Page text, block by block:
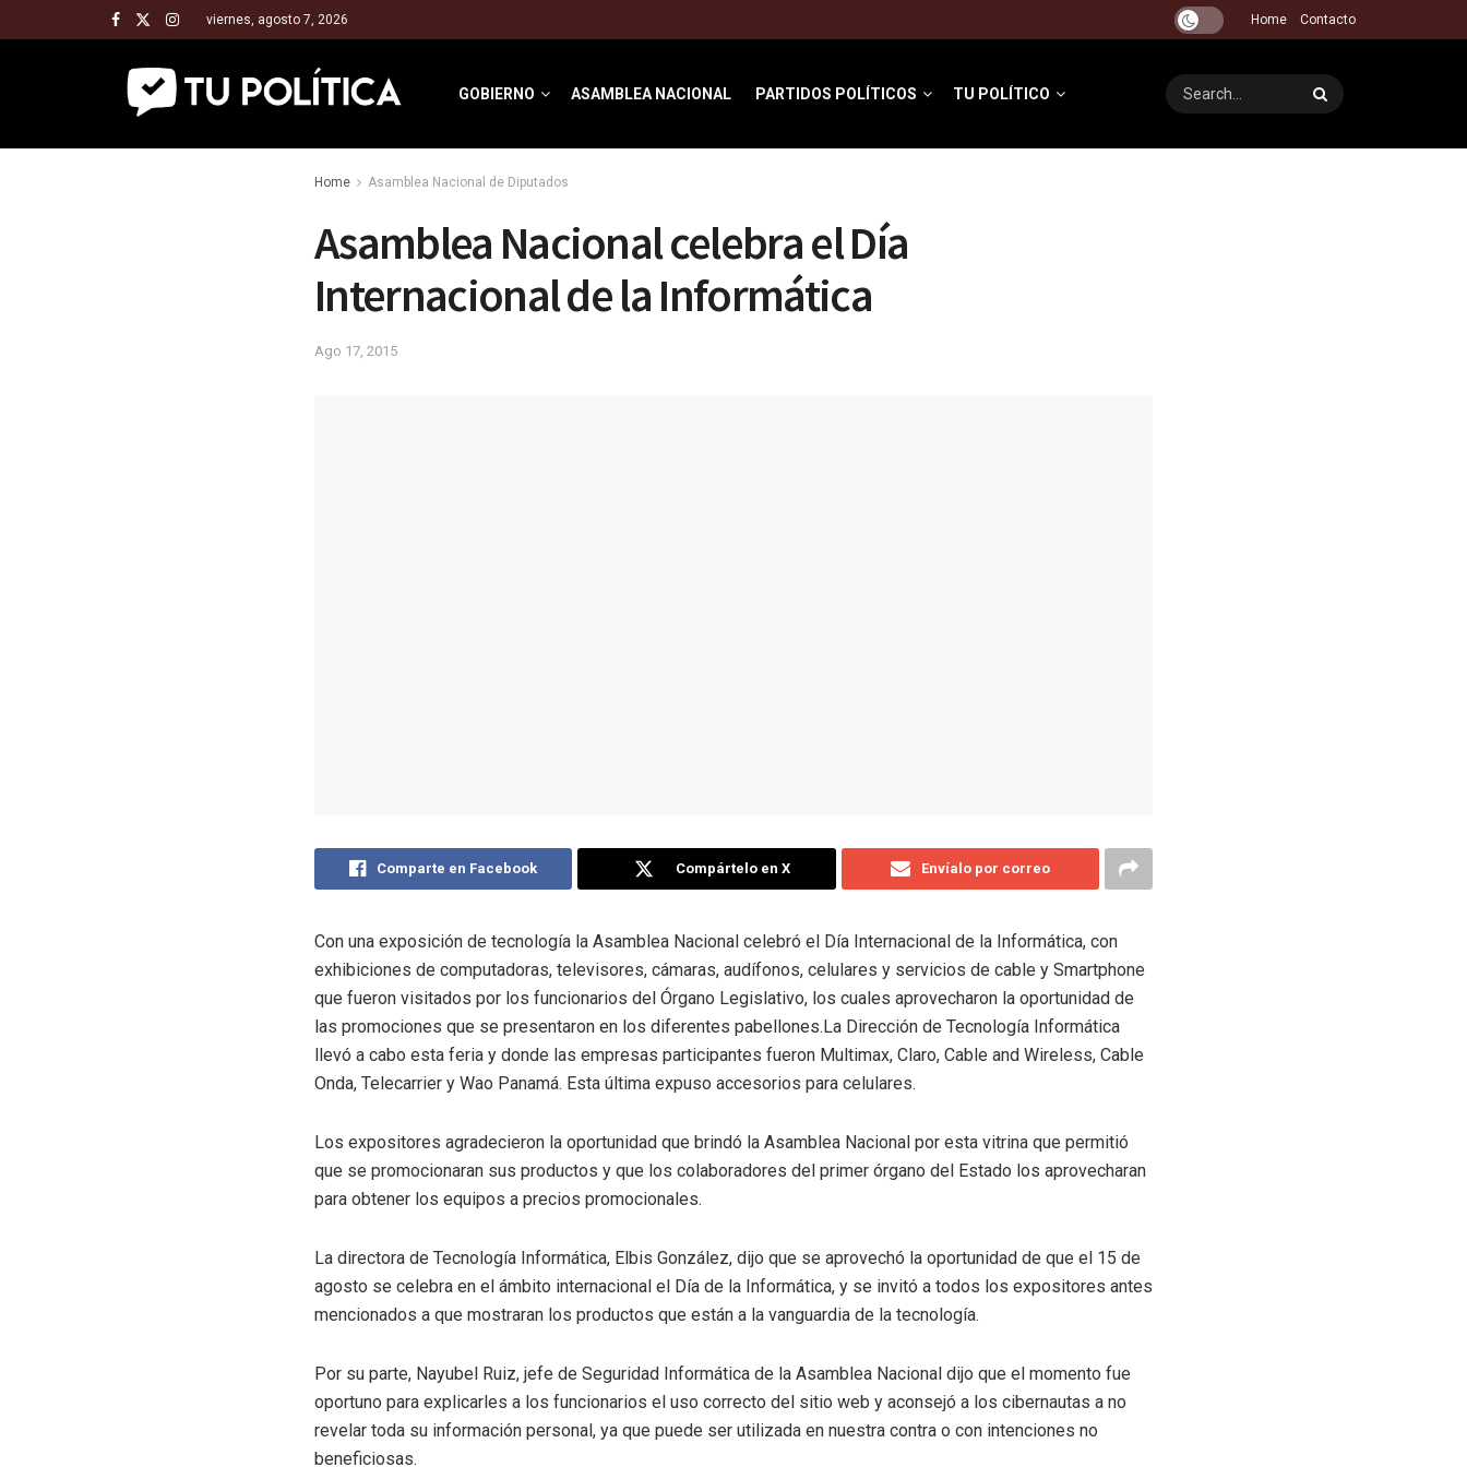
viernes, agosto 7, 2026 Home Contacto
GOBIERNO ASAMBLEA NACIONAL PARTIDOS POLÍTICOS TU POLÍTICO
Home Asamblea Nacional de Diputados
Asamblea Nacional celebra el Día
Internacional de la Informática
Ago 17, 2015
Comparte en Facebook Compártelo en X Envíalo por correo
Con una exposición de tecnología la Asamblea Nacional celebró el Día Internacional de la Informática, con
exhibiciones de computadoras, televisores, cámaras, audífonos, celulares y servicios de cable y Smartphone
que fueron visitados por los funcionarios del Órgano Legislativo, los cuales aprovecharon la oportunidad de
las promociones que se presentaron en los diferentes pabellones.La Dirección de Tecnología Informática
llevó a cabo esta feria y donde las empresas participantes fueron Multimax, Claro, Cable and Wireless, Cable
Onda, Telecarrier y Wao Panamá. Esta última expuso accesorios para celulares.
Los expositores agradecieron la oportunidad que brindó la Asamblea Nacional por esta vitrina que permitió
que se promocionaran sus productos y que los colaboradores del primer órgano del Estado los aprovecharan
para obtener los equipos a precios promocionales.
La directora de Tecnología Informática, Elbis González, dijo que se aprovechó la oportunidad de que el 15 de
agosto se celebra en el ámbito internacional el Día de la Informática, y se invitó a todos los expositores antes
mencionados a que mostraran los productos que están a la vanguardia de la tecnología.
Por su parte, Nayubel Ruiz, jefe de Seguridad Informática de la Asamblea Nacional dijo que el momento fue
oportuno para explicarles a los funcionarios el uso correcto del sitio web y aconsejó a los cibernautas a no
revelar toda su información personal, ya que puede ser utilizada en nuestra contra o con intenciones no
beneficiosas.